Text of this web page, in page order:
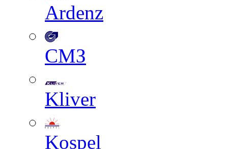
Ardenz
СМЗ
Kliver
Kospel